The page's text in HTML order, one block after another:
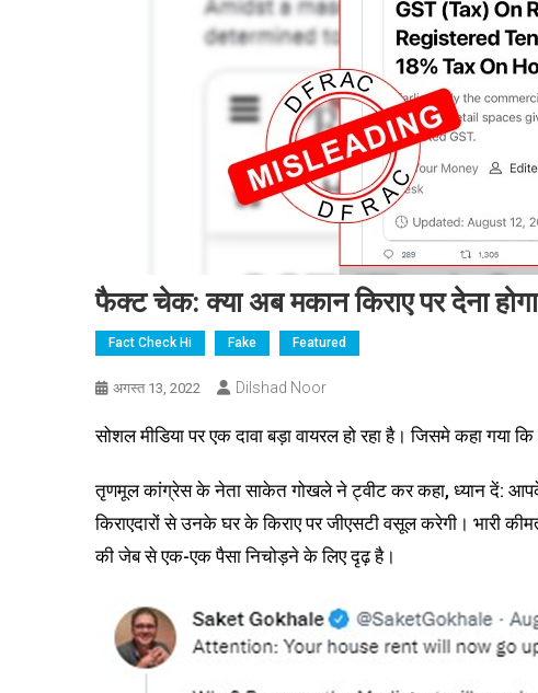
फैक्ट चेक: क्या अब मकान किराए पर देना
Fact Check Hi Fake Featured
अगस्त 13, 2022 Dilshad Noor
सोशल मीडिया पर एक दावा बड़ा वायरल हो रहा है। जिसमे कहा गया
तृणमूल कांग्रेस के नेता साकेत गोखले ने ट्वीट कर कहा, ध्यान दें: आपके
किराएदारों से उनके घर के किराए पर जीएसटी वसूल करेगी। भारी
की जेब से एक-एक पैसा निचोड़ने के लिए दृढ़ है।